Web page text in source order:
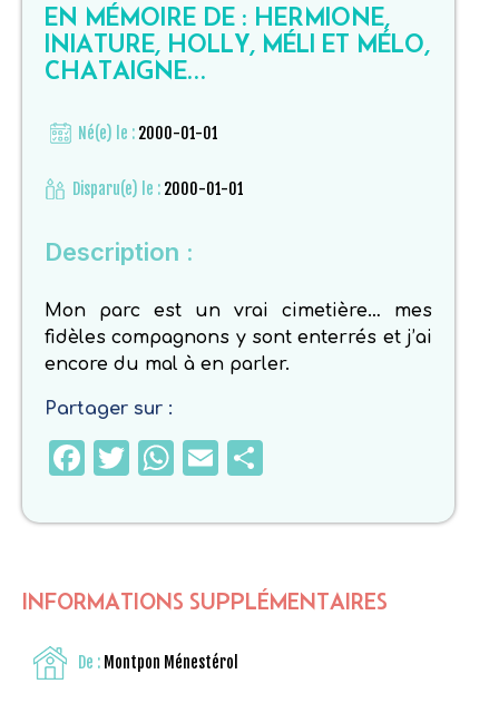
EN MÉMOIRE DE : HERMIONE,
INIATURE, HOLLY, MÉLI ET MÉLO,
CHATAIGNE…
Né(e) le : 2000-01-01
Disparu(e) le : 2000-01-01
Description :
Mon parc est un vrai cimetière… mes
fidèles compagnons y sont enterrés et j’ai
encore du mal à en parler.
Partager sur :
Facebook
Twitter
WhatsApp
Email
INFORMATIONS SUPPLÉMENTAIRES
De : Montpon Ménestérol